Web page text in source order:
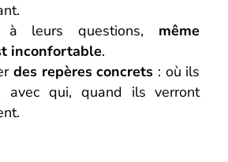
à leurs questions, même
inconfortable.
des repères concrets : où ils
avec qui, quand ils verront